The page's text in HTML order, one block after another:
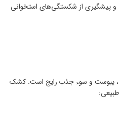
و پیشگیری از شکستگی‌های استخوانی
یبوست و سوء جذب رایج است. کشک